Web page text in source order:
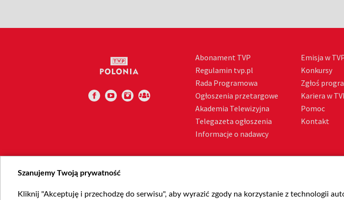
Abonament TVP
Regulamin tvp.pl
Rada Programowa
Ogłoszenia przetargowe
Akademia Telewizyjna
Telegazeta ogłoszenia
Informacje o nadawcy
Emisja w
Konkursy
Zgłoś
Kariera w
Pomoc
Kontakt
Szanujemy Twoją prywatność
Kliknij "Akceptuję i przechodzę do serwisu", aby wyrazić zgody na korzystanie z technologii